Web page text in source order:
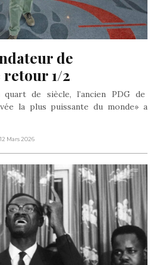
de
1/2
de siècle, l’ancien PDG de
la plus puissante du monde» a
Mars 2026